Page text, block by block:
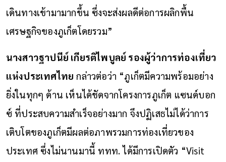
เดินทางเข้ามามากขึ้น ซึ่งจะส่งผลดีต่อการผลิกพื้น
เศรษฐกิจของภูเก็ตโดยรวม”
นางสาวฐาปนีย์ เกียรติไพบูลย์ รองผู้ว่าการท่องเที่ยว
แห่งประเทศไทย กล่าวต่อว่า “ภูเก็ตมีความพร้อมอย่าง
ยิ่งในทุกๆ ด้าน เห็นได้ชัดจากโครงการภูเก็ต แซนด์บอก
ซ์ ที่ประสบความสำเร็จอย่างมาก จึงปฏิเสธไม่ได้ว่าการ
เติบโตของภูเก็ตมีผลต่อภาพรวมการท่องเที่ยวของ
ประเทศ ซึ่งไม่นานมานี้ ททท. ได้มีการเปิดตัว “Visit